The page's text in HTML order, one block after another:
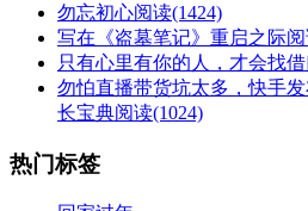
勿忘初心阅读(1424)
写在《盗墓笔记》重启之际
只有心里有你的人，才会找借
勿怕直播带货坑太多，快手
长宝典阅读(1024)
热门标签